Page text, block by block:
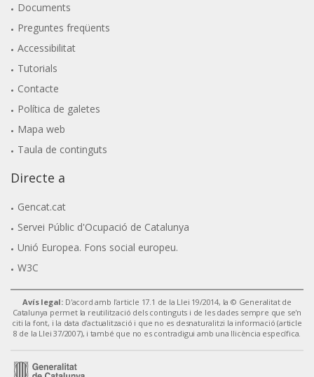
Documents
Preguntes freqüents
Accessibilitat
Tutorials
Contacte
Política de galetes
Mapa web
Taula de continguts
Directe a
Gencat.cat
Servei Públic d'Ocupació de Catalunya
Unió Europea. Fons social europeu.
W3C
Avís legal: D'acord amb l'article 17.1 de la Llei 19/2014, la © Generalitat de
Catalunya permet la reutilització dels continguts i de les dades sempre que se'n
citi la font, i la data d'actualització i que no es desnaturalitzi la informació (article
8 de la Llei 37/2007), i també que no es contradigui amb una llicència específica.